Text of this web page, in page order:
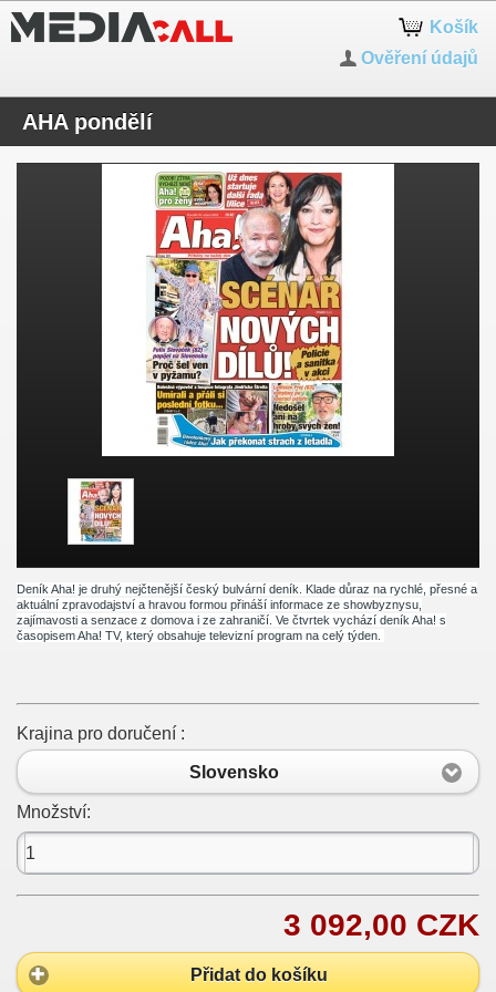
Košík
Ověření údajů
AHA pondělí
Deník Aha! je druhý nejčtenější český bulvární deník. Klade důraz na rychlé, přesné a
aktuální zpravodajství a hravou formou přináší informace ze showbyznysu,
zajímavosti a senzace z domova i ze zahraničí. Ve čtvrtek vychází deník Aha! s
časopisem Aha! TV, který obsahuje televizní program na celý týden.
Krajina pro doručení :
Slovensko
Množství:
3 092,00 CZK
Přidat do košíku